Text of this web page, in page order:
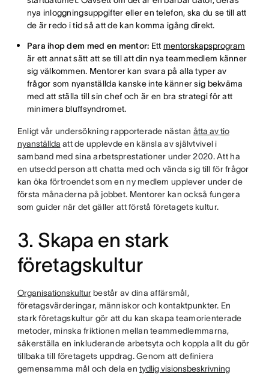
nya inloggningsuppgifter eller en telefon, ska du se till att
de är redo i tid så att de kan komma igång direkt.
Para ihop dem med en mentor: Ett mentorskapsprogram
är ett annat sätt att se till att din nya teammedlem känner
sig välkommen. Mentorer kan svara på alla typer av
frågor som nyanställda kanske inte känner sig bekväma
med att ställa till sin chef och är en bra strategi för att
minimera bluffsyndromet.
Enligt vår undersökning rapporterade nästan åtta av tio
nyanställda att de upplevde en känsla av självtvivel i
samband med sina arbetsprestationer under 2020. Att ha
en utsedd person att chatta med och vända sig till för frågor
kan öka förtroendet som en ny medlem upplever under de
första månaderna på jobbet. Mentorer kan också fungera
som guider när det gäller att förstå företagets kultur.
3. Skapa en stark
företagskultur
Organisationskulturbestår av dina affärsmål,
företagsvärderingar, människor och kontaktpunkter. En
stark företagskultur gör att du kan skapa teamorienterade
metoder, minska friktionen mellan teammedlemmarna,
säkerställa en inkluderande arbetsyta och koppla allt du gör
tillbaka till företagets uppdrag. Genom att definiera
gemensamma mål och dela entydlig visionsbeskrivning